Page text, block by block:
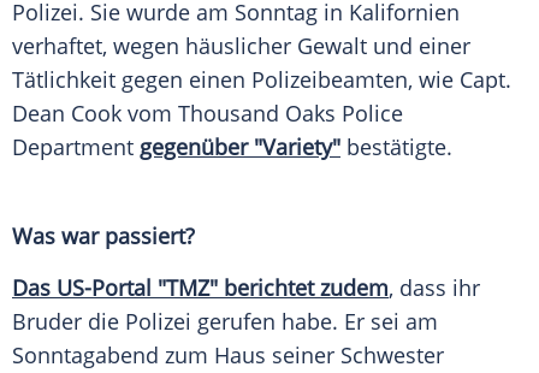
Polizei. Sie wurde am Sonntag in Kalifornien
verhaftet, wegen häuslicher Gewalt und einer
Tätlichkeit gegen einen Polizeibeamten, wie Capt.
Dean Cook vom Thousand Oaks Police
Department gegenüber "Variety" bestätigte.
Was war passiert?
Das US-Portal "TMZ" berichtet zudem, dass ihr
Bruder die Polizei gerufen habe. Er sei am
Sonntagabend zum Haus seiner Schwester